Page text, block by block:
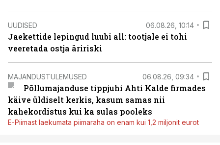
UUDISED 06.08.26, 10:14
Jaekettide lepingud luubi all: tootjale ei tohi
veeretada ostja äririski
MAJANDUSTULEMUSED 06.08.26, 09:34
Põllumajanduse tippjuhi Ahti Kalde firmades
käive üldiselt kerkis, kasum samas nii
kahekordistus kui ka sulas pooleks
E-Piimast laekumata piimaraha on enam kui 1,2 miljonit eurot